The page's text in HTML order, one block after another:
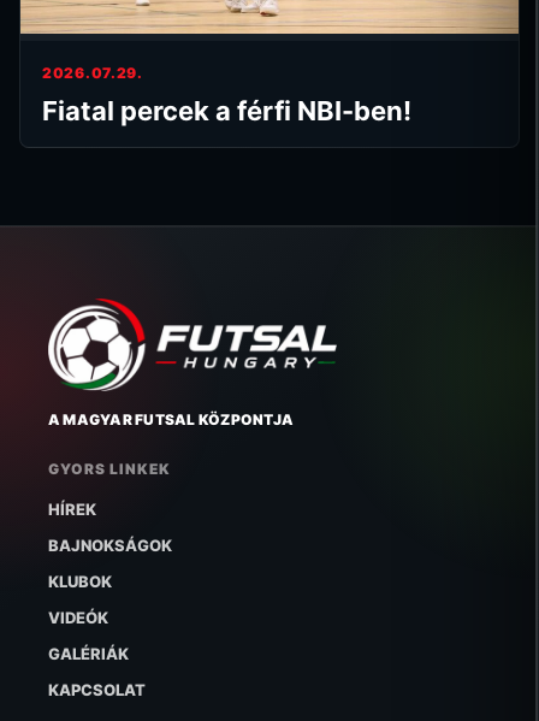
2026.07.29.
Fiatal percek a férfi NBI-ben!
A MAGYAR FUTSAL KÖZPONTJA
GYORS LINKEK
HÍREK
BAJNOKSÁGOK
KLUBOK
VIDEÓK
GALÉRIÁK
KAPCSOLAT